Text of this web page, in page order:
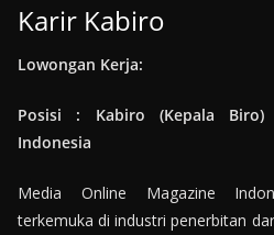
Karir Kabiro
Lowongan Kerja:
Posisi : Kabiro (Kepala Biro)
Indonesia
Media Online Magazine
terkemuka di industri penerbitan